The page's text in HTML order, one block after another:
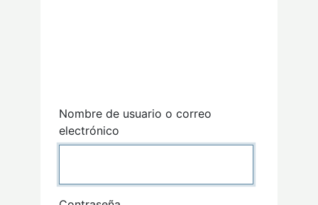
Nombre de usuario o correo
electrónico